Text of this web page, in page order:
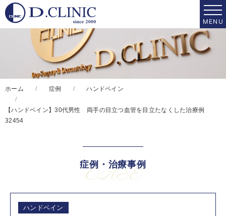
ホーム 症例 ハンドベイン
【ハンドベイン】30代男性 両手の目立つ血管を目立たなくした治療例
32454
症例・治療事例
CASE
ハンドベイン